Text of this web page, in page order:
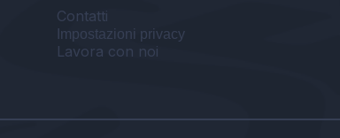
Contatti
Impostazioni privacy
Lavora con noi